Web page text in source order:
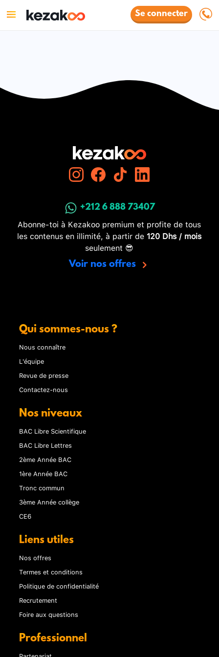
Se connecter
+212 6 888 73407
Abonne-toi à Kezakoo premium et profite de tous
les contenus en illimité, à partir de 120 Dhs / mois
seulement 😎
Voir nos offres
Qui sommes-nous ?
Nous connaître
L'équipe
Revue de presse
Contactez-nous
Nos niveaux
BAC Libre Scientifique
BAC Libre Lettres
2ème Année BAC
1ère Année BAC
Tronc commun
3ème Année collège
CE6
Liens utiles
Nos offres
Termes et conditions
Politique de confidentialité
Recrutement
Foire aux questions
Professionnel